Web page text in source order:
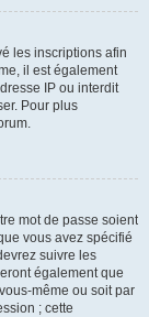
les inscriptions afin
il est également
IP ou interdit
Pour plus
mot de passe soient
vous avez spécifié
suivre les
également que
même ou soit par
; cette